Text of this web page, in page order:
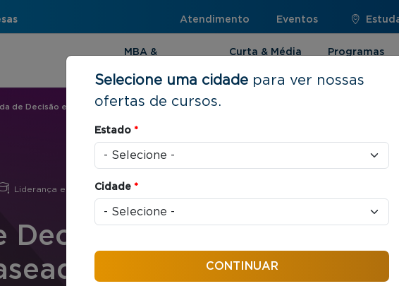
Atendimento Eventos
MBA &
Curta & Média
Programas
de Decisão em Gestão de Pessoas Baseada em Dados
Liderança e Pessoas
Decisão em Gestão de
em Dados
Selecione uma cidade para ver nossas
ofertas de cursos.
Estado *
Cidade *